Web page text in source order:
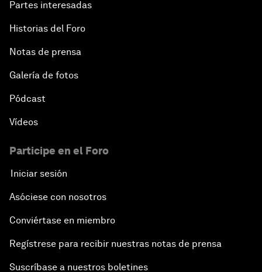
Partes interesadas
Historias del Foro
Notas de prensa
Galería de fotos
Pódcast
Vídeos
Participe en el Foro
Iniciar sesión
Asóciese con nosotros
Conviértase en miembro
Regístrese para recibir nuestras notas de prensa
Suscríbase a nuestros boletines